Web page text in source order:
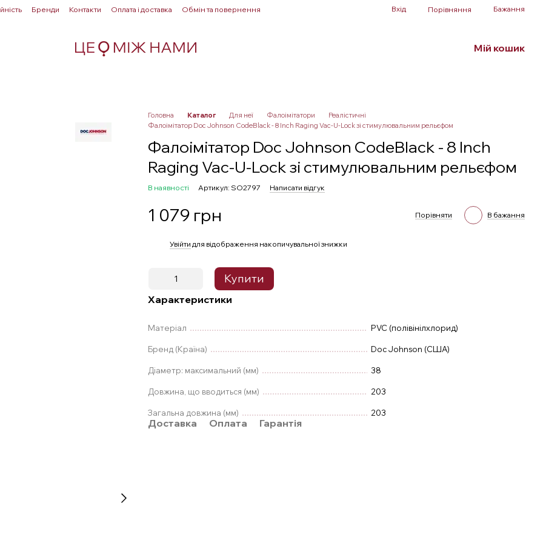
Бренди Контакти Оплата і доставка
Обмін та повернення
Вхід Порівняння Бажання
Мій кошик
Головна Каталог Для неї Фалоімітатори
Реалістичні
Фалоімітатор Doc Johnson CodeBlack - 8 Inch Raging Vac-U-Lock зі стимулювальним рельєфом
Фалоімітатор Doc Johnson CodeBlack - 8 Inch
Raging Vac-U-Lock зі стимулювальним рельєфом
В наявності Артикул: SO2797 Написати відгук
1 079 грн Порівняти В бажання
Увійти для відображення накопичувальної знижки
Купити
Характеристики
Матеріал PVC (полівінілхлорид)
Бренд (Країна) Doc Johnson (США)
Діаметр: максимальний (мм) 38
Довжина, що вводиться (мм) 203
Загальна довжина (мм) 203
Доставка Оплата Гарантія